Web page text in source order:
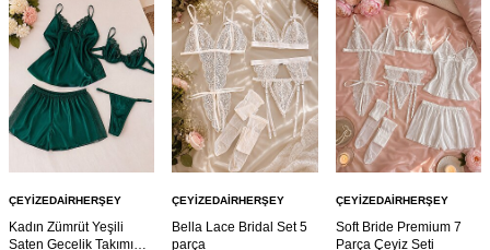
ÇEYIZEDAIRHERŞEY
Kadın Zümrüt Yeşili
Saten Gecelik Takımı
ÇEYIZEDAIRHERŞEY
Bella Lace Bridal Set 5
parça
ÇEYIZEDAIRHERŞEY
Soft Bride Premium 7
Parça Çeyiz Seti